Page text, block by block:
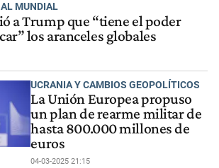
MUNDIAL
a Trump que “tiene el poder
los aranceles globales
UCRANIA Y CAMBIOS GEOPOLÍTICOS
La Unión Europea propuso
un plan de rearme militar de
hasta 800.000 millones de
euros
04-03-2025 21:15